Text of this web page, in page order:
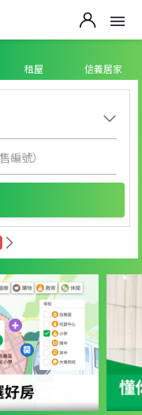
租屋 信義居家